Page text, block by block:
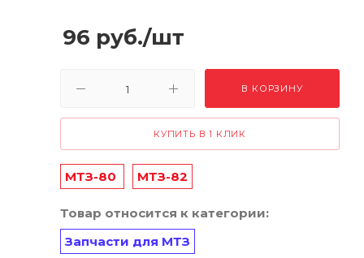
96 руб./шт
В КОРЗИНУ
КУПИТЬ В 1 КЛИК
МТЗ-80 МТЗ-82
Товар относится к категории:
Запчасти для МТЗ